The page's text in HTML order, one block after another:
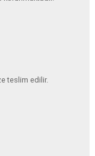
teslim edilir.